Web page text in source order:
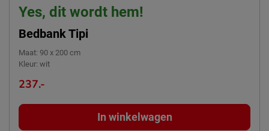
Yes, dit wordt hem!
Bedbank Tipi
Maat: 90 x 200 cm
Kleur: wit
237.-
In winkelwagen